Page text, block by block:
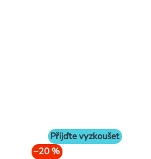
Přijďte vyzkoušet
–20 %